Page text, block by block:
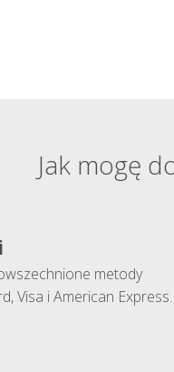
Jak mogę
metody
Visa i American Express.